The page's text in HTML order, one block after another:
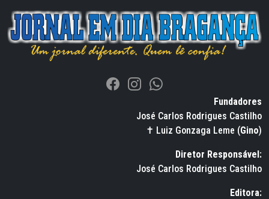
Fundadores
José Carlos Rodrigues Castilho
✝ Luiz Gonzaga Leme (Gino)
Diretor Responsável:
José Carlos Rodrigues Castilho
Editora: